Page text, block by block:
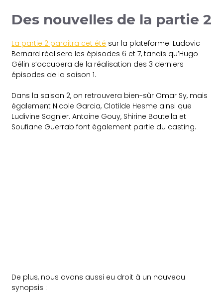
Des nouvelles de la partie 2
La partie 2 paraitra cet été sur la plateforme. Ludovic
Bernard réalisera les épisodes 6 et 7, tandis qu’Hugo
Gélin s’occupera de la réalisation des 3 derniers
épisodes de la saison 1.
Dans la saison 2, on retrouvera bien-sûr Omar Sy, mais
également Nicole Garcia, Clotilde Hesme ainsi que
Ludivine Sagnier. Antoine Gouy, Shirine Boutella et
Soufiane Guerrab font également partie du casting.
De plus, nous avons aussi eu droit à un nouveau
synopsis :